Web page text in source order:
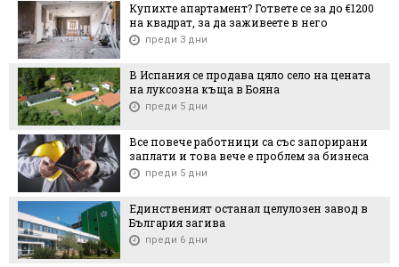
Купихте апартамент? Гответе се за до €1200
на квадрат, за да заживеете в него
преди 3 дни
В Испания се продава цяло село на цената
на луксозна къща в Бояна
преди 5 дни
Все повече работници са със запорирани
заплати и това вече е проблем за бизнеса
преди 5 дни
Единственият останал целулозен завод в
България загива
преди 6 дни